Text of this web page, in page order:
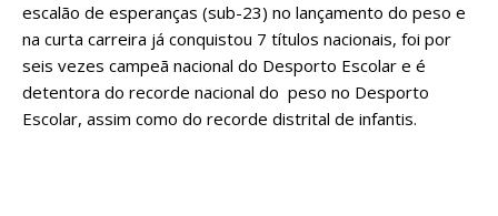
escalão de esperanças (sub-23) no lançamento do peso e
na curta carreira já conquistou 7 títulos nacionais, foi por
seis vezes campeã nacional do Desporto Escolar e é
detentora do recorde nacional do peso no Desporto
Escolar, assim como do recorde distrital de infantis.